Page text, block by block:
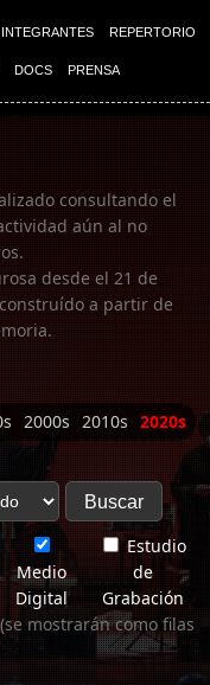
INTEGRANTES REPERTORIO
DOCS PRENSA
consultando el
aún al no
desde el 21 de
a partir de
2000s 2010s 2020s
Medio
Digital
Estudio
de
Grabación
mostrarán como filas